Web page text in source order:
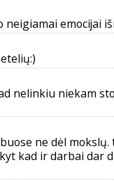
emocijai
nelinkiu niekam
ne dėl mokslų.
kad ir darbai dar